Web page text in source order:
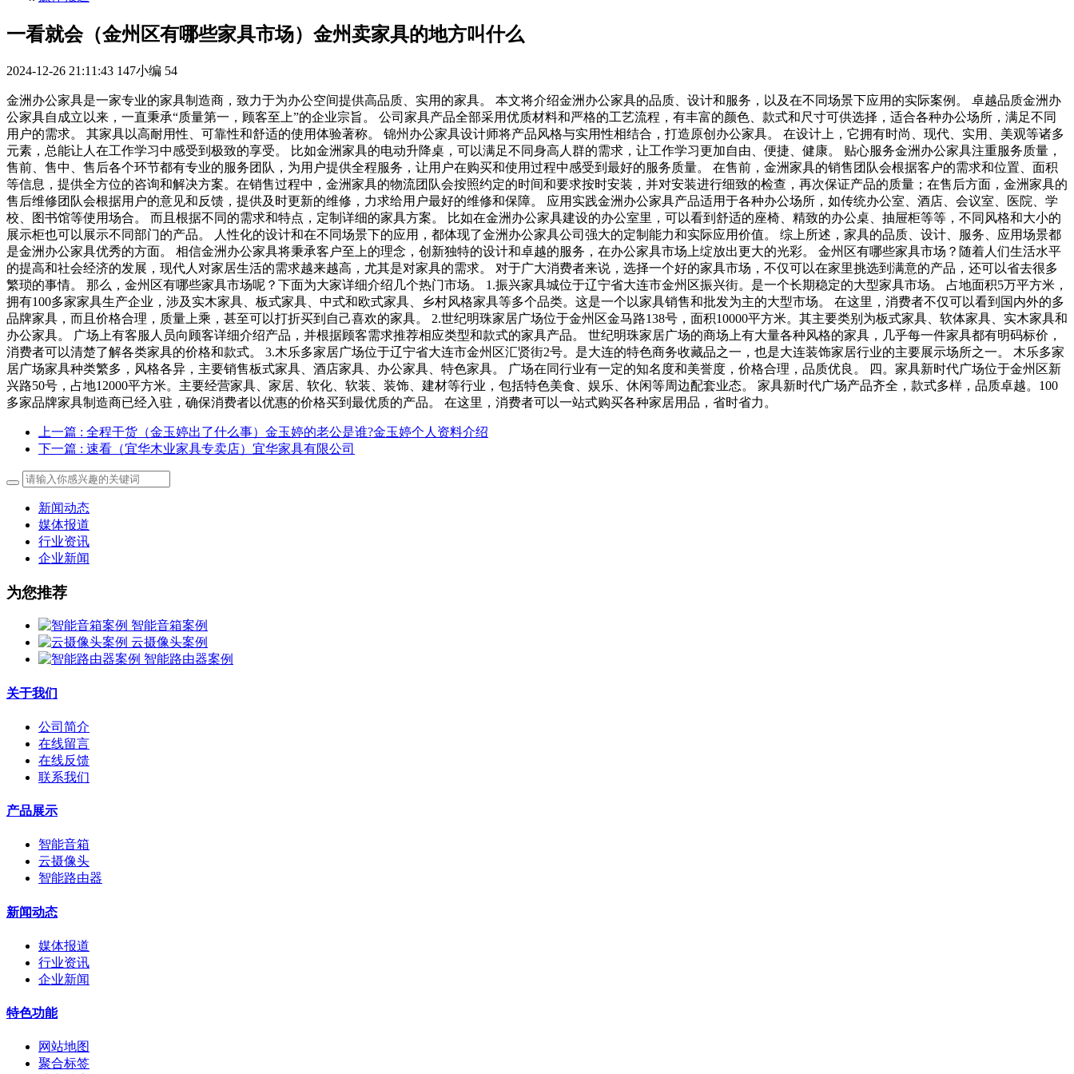
一看就会（金州区有哪些家具市场）金州卖家具的地方叫什么
2024-12-26 21:11:43 147小编 54
金洲办公家具是一家专业的家具制造商，致力于为办公空间提供高品质、实用的家具。 本文将介绍金洲办公家具的品质、设计和服务，以及在不同场景下应用的实际案例。 卓越品质金洲办
公家具自成立以来，一直秉承“质量第一，顾客至上”的企业宗旨。 公司家具产品全部采用优质材料和严格的工艺流程，有丰富的颜色、款式和尺寸可供选择，适合各种办公场所，满足不同
用户的需求。 其家具以高耐用性、可靠性和舒适的使用体验著称。 锦州办公家具设计师将产品风格与实用性相结合，打造原创办公家具。 在设计上，它拥有时尚、现代、实用、美观等诸多
元素，总能让人在工作学习中感受到极致的享受。 比如金洲家具的电动升降桌，可以满足不同身高人群的需求，让工作学习更加自由、便捷、健康。 贴心服务金洲办公家具注重服务质量，
售前、售中、售后各个环节都有专业的服务团队，为用户提供全程服务，让用户在购买和使用过程中感受到最好的服务质量。 在售前，金洲家具的销售团队会根据客户的需求和位置、面积
等信息，提供全方位的咨询和解决方案。在销售过程中，金洲家具的物流团队会按照约定的时间和要求按时安装，并对安装进行细致的检查，再次保证产品的质量；在售后方面，金洲家具的
售后维修团队会根据用户的意见和反馈，提供及时更新的维修，力求给用户最好的维修和保障。 应用实践金洲办公家具产品适用于各种办公场所，如传统办公室、酒店、会议室、医院、学
校、图书馆等使用场合。 而且根据不同的需求和特点，定制详细的家具方案。 比如在金洲办公家具建设的办公室里，可以看到舒适的座椅、精致的办公桌、抽屉柜等等，不同风格和大小的
展示柜也可以展示不同部门的产品。 人性化的设计和在不同场景下的应用，都体现了金洲办公家具公司强大的定制能力和实际应用价值。 综上所述，家具的品质、设计、服务、应用场景都
是金洲办公家具优秀的方面。 相信金洲办公家具将秉承客户至上的理念，创新独特的设计和卓越的服务，在办公家具市场上绽放出更大的光彩。 金州区有哪些家具市场？随着人们生活水平
的提高和社会经济的发展，现代人对家居生活的需求越来越高，尤其是对家具的需求。 对于广大消费者来说，选择一个好的家具市场，不仅可以在家里挑选到满意的产品，还可以省去很多
繁琐的事情。 那么，金州区有哪些家具市场呢？下面为大家详细介绍几个热门市场。 1.振兴家具城位于辽宁省大连市金州区振兴街。是一个长期稳定的大型家具市场。 占地面积5万平方米，
拥有100多家家具生产企业，涉及实木家具、板式家具、中式和欧式家具、乡村风格家具等多个品类。这是一个以家具销售和批发为主的大型市场。 在这里，消费者不仅可以看到国内外的多
品牌家具，而且价格合理，质量上乘，甚至可以打折买到自己喜欢的家具。 2.世纪明珠家居广场位于金州区金马路138号，面积10000平方米。其主要类别为板式家具、软体家具、实木家具和
办公家具。 广场上有客服人员向顾客详细介绍产品，并根据顾客需求推荐相应类型和款式的家具产品。 世纪明珠家居广场的商场上有大量各种风格的家具，几乎每一件家具都有明码标价，
消费者可以清楚了解各类家具的价格和款式。 3.木乐多家居广场位于辽宁省大连市金州区汇贤街2号。是大连的特色商务收藏品之一，也是大连装饰家居行业的主要展示场所之一。 木乐多家
居广场家具种类繁多，风格各异，主要销售板式家具、酒店家具、办公家具、特色家具。 广场在同行业有一定的知名度和美誉度，价格合理，品质优良。 四。家具新时代广场位于金州区新
兴路50号，占地12000平方米。主要经营家具、家居、软化、软装、装饰、建材等行业，包括特色美食、娱乐、休闲等周边配套业态。 家具新时代广场产品齐全，款式多样，品质卓越。100
多家品牌家具制造商已经入驻，确保消费者以优惠的价格买到最优质的产品。 在这里，消费者可以一站式购买各种家居用品，省时省力。
上一篇 : 全程干货（金玉婷出了什么事）金玉婷的老公是谁?金玉婷个人资料介绍
下一篇 : 速看（宜华木业家具专卖店）宜华家具有限公司
新闻动态
媒体报道
行业资讯
企业新闻
为您推荐
智能音箱案例
云摄像头案例
智能路由器案例
关于我们
公司简介
在线留言
在线反馈
联系我们
产品展示
智能音箱
云摄像头
智能路由器
新闻动态
媒体报道
行业资讯
企业新闻
特色功能
网站地图
聚合标签